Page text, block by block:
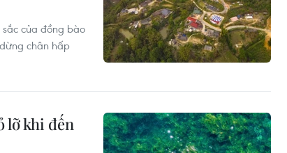
của đồng bào
chân hấp
lỡ khi đến